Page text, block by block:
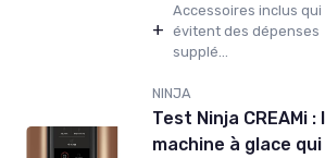
+
Accessoires inclus qui
évitent des dépenses
supplé...
NINJA
Test Ninja CREAMi :
machine à glace